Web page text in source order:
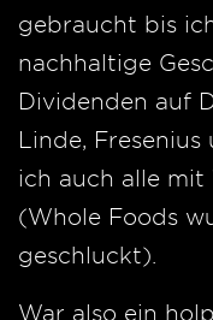
gebraucht bis
nachhaltige
Dividenden auf
Linde,
ich auch alle mit
(Whole Foods
geschluckt).
War also ein